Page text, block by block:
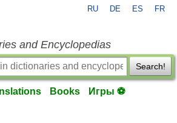
RU DE ES FR
and Encyclopedias
Search!
Books Игры ⚽